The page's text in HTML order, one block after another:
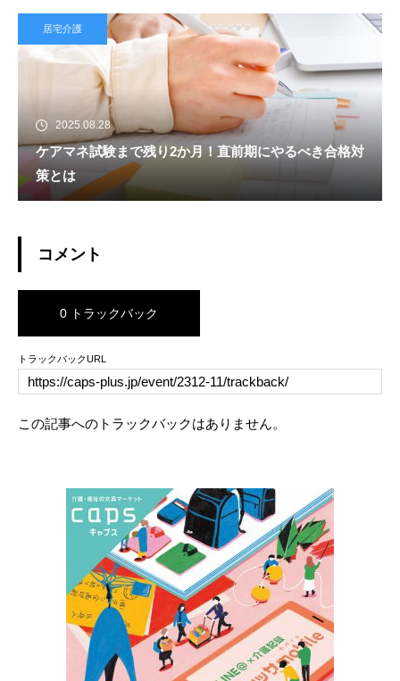
居宅介護
2025.08.28
ケアマネ試験まで残り2か月！直前期にやるべき合格対
策とは
コメント
0 トラックバック
トラックバックURL
この記事へのトラックバックはありません。